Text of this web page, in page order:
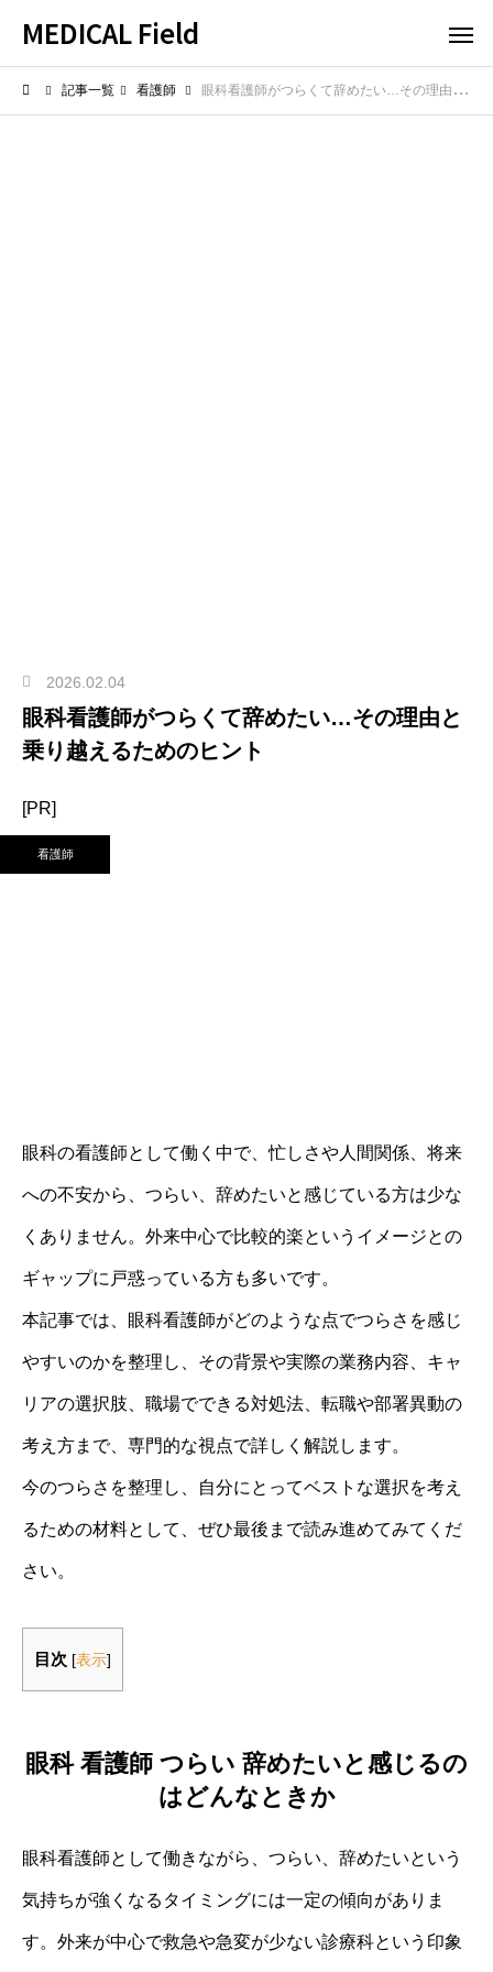
MEDICAL Field
記事一覧 看護師 眼科看護師がつらくて辞めたい…その理由と乗り越えるためのヒント
2026.02.04
眼科看護師がつらくて辞めたい…その理由と
乗り越えるためのヒント
[PR]
看護師
眼科の看護師として働く中で、忙しさや人間関係、将来
への不安から、つらい、辞めたいと感じている方は少な
くありません。外来中心で比較的楽というイメージとの
ギャップに戸惑っている方も多いです。
本記事では、眼科看護師がどのような点でつらさを感じ
やすいのかを整理し、その背景や実際の業務内容、キャ
リアの選択肢、職場でできる対処法、転職や部署異動の
考え方まで、専門的な視点で詳しく解説します。
今のつらさを整理し、自分にとってベストな選択を考え
るための材料として、ぜひ最後まで読み進めてみてくだ
さい。
目次 [表示]
眼科 看護師 つらい 辞めたいと感じるの
はどんなときか
眼科看護師として働きながら、つらい、辞めたいという
気持ちが強くなるタイミングには一定の傾向がありま
す。外来が中心で救急や急変が少ない診療科という印象